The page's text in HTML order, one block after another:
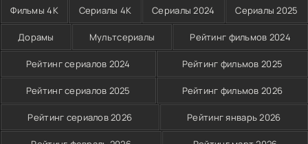
Фильмы 4K Сериалы 4K Сериалы 2024 Сериалы 2025
Дорамы Мультсериалы Рейтинг фильмов 2024
Рейтинг сериалов 2024 Рейтинг фильмов 2025
Рейтинг сериалов 2025 Рейтинг фильмов 2026
Рейтинг сериалов 2026 Рейтинг январь 2026